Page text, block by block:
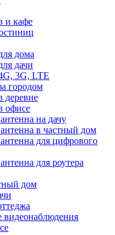
и кафе
дома
дачи
3G, LTE
городом
деревне
офисе
на дачу
в частный дом
для цифрового
для роутера
дом